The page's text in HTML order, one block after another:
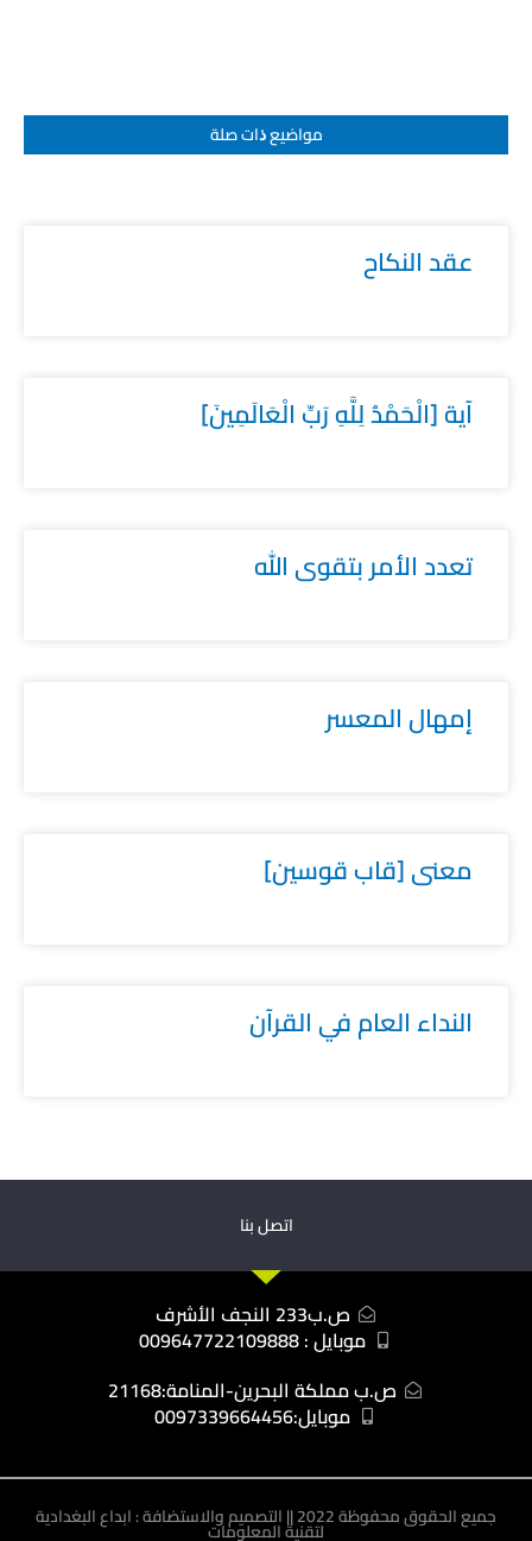
مواضيع ﺫات صلة
عقد النكاح
آية [الْحَمْدُ لِلَّهِ رَبِّ الْعَالَمِينَ]
تعدد الأمر بتقوى الله
إمهال المعسر
معنى [قاب قوسين]
النداء العام في القرآن
اتصل بنا
ص.ب233 النجف الأشرف
موبايل : 009647722109888
ص.ب مملكة البحرين-المنامة:21168
موبايل:0097339664456
جميع الحقوق محفوظة 2022 || التصميم والاستضافة : ابداع البغدادية
لتقنية المعلومات